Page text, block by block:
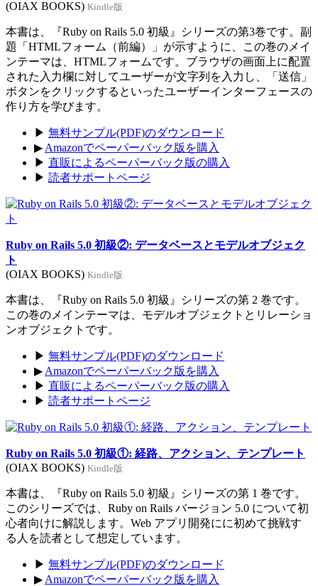
(OIAX BOOKS) Kindle版
本書は、『Ruby on Rails 5.0 初級』シリーズの第3巻です。副
題「HTMLフォーム（前編）」が示すように、この巻のメイ
ンテーマは、HTMLフォームです。ブラウザの画面上に配置
された入力欄に対してユーザーが文字列を入力し、「送信」
ボタンをクリックするといったユーザーインターフェースの
作り方を学びます。
▶ 無料サンプル(PDF)のダウンロード
▶ Amazonでペーパーバック版を購入
▶ 直販によるペーパーバック版の購入
▶ 読者サポートページ
Ruby on Rails 5.0 初級②: データベースとモデルオブジェク
ト
(OIAX BOOKS) Kindle版
本書は、『Ruby on Rails 5.0 初級』シリーズの第 2 巻です。
この巻のメインテーマは、モデルオブジェクトとリレーショ
ンオブジェクトです。
▶ 無料サンプル(PDF)のダウンロード
▶ Amazonでペーパーバック版を購入
▶ 直販によるペーパーバック版の購入
▶ 読者サポートページ
Ruby on Rails 5.0 初級①: 経路、アクション、テンプレート
(OIAX BOOKS) Kindle版
本書は、『Ruby on Rails 5.0 初級』シリーズの第 1 巻です。
このシリーズでは、Ruby on Rails バージョン 5.0 について初
心者向けに解説します。Web アプリ開発にに初めて挑戦す
る人を読者として想定しています。
▶ 無料サンプル(PDF)のダウンロード
▶ Amazonでペーパーバック版を購入